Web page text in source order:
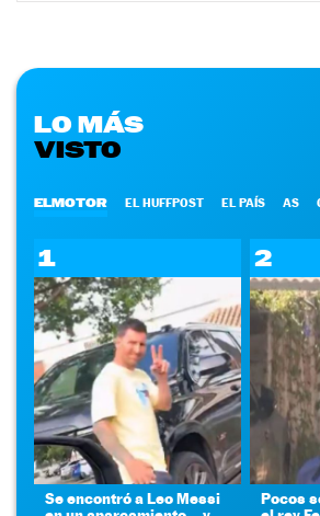
LO MÁS
VISTO
ELMOTOR EL HUFFPOST EL PAÍS AS
1
Se encontró a Leo Messi
2
Pocos